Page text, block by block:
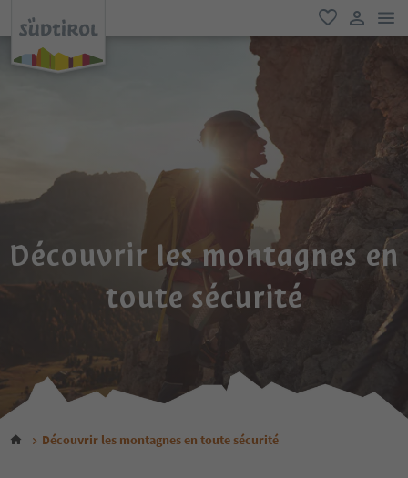
favori
lien
Découvrir les montagnes en
toute sécurité
Découvrir les montagnes en toute sécurité